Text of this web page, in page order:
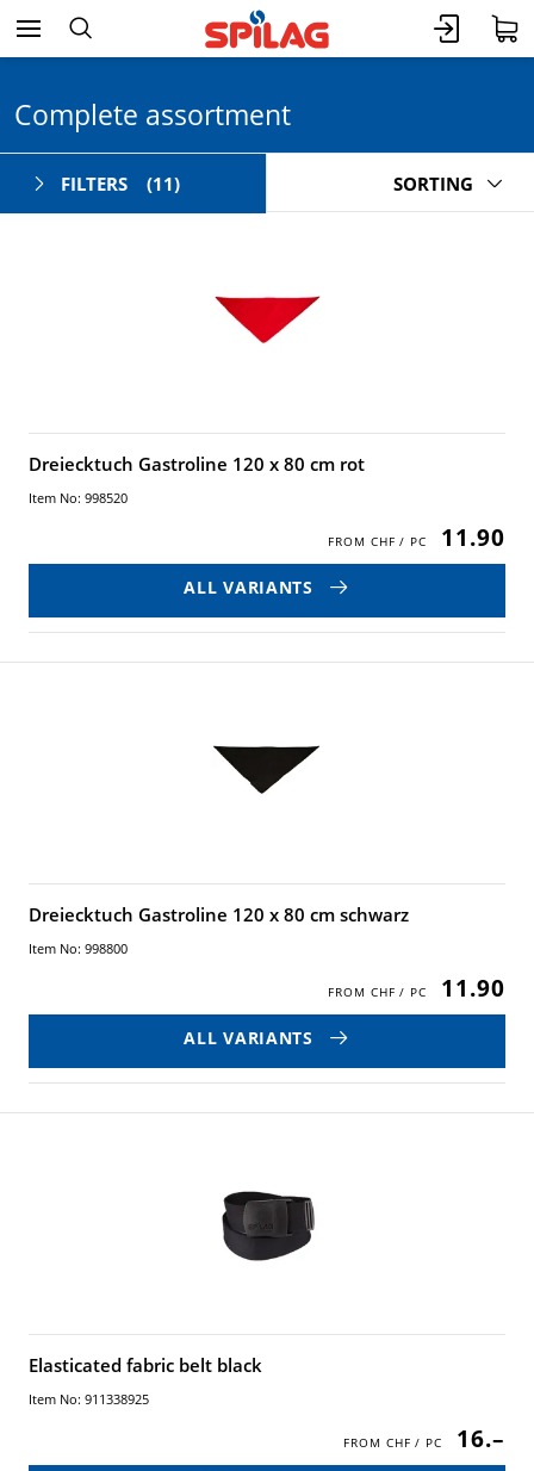
Complete assortment
FILTERS (11) SORTING
Dreiecktuch Gastroline 120 x 80 cm rot
Item No: 998520
11.90
ALL VARIANTS
Dreiecktuch Gastroline 120 x 80 cm schwarz
Item No: 998800
11.90
ALL VARIANTS
Elasticated fabric belt black
Item No: 911338925
16.–